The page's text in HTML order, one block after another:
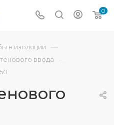
0
в изоляции —
ввода —